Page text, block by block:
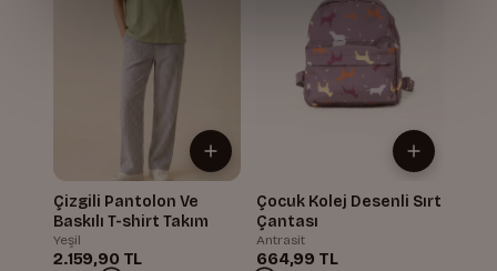
Çizgili Pantolon Ve
Baskılı T-shirt Takım
Yeşil
2.159,90 TL
Çocuk Kolej Desenli Sırt
Çantası
Antrasit
664,99 TL